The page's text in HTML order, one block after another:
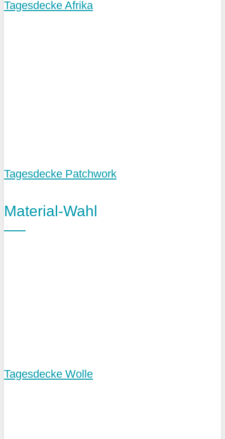
Tagesdecke Afrika
Tagesdecke Patchwork
Material-Wahl
Tagesdecke Wolle